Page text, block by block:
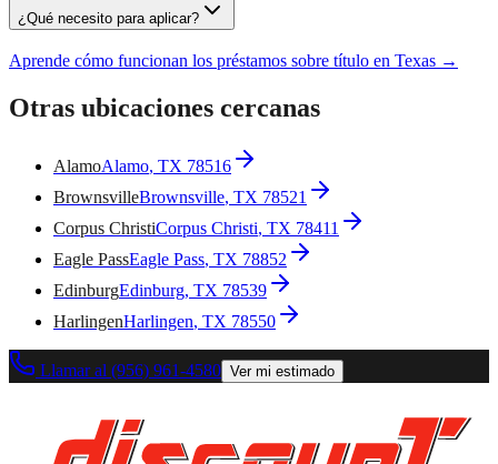
¿Qué necesito para aplicar?
Aprende cómo funcionan los préstamos sobre título en Texas →
Otras ubicaciones cercanas
AlamoAlamo, TX 78516
BrownsvilleBrownsville, TX 78521
Corpus ChristiCorpus Christi, TX 78411
Eagle PassEagle Pass, TX 78852
EdinburgEdinburg, TX 78539
HarlingenHarlingen, TX 78550
Llamar al (956) 961-4580 Ver mi estimado